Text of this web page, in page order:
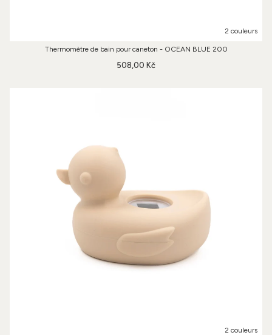
2 couleurs
Thermomètre de bain pour caneton - OCEAN BLUE 200
508,00 Kč
2 couleurs